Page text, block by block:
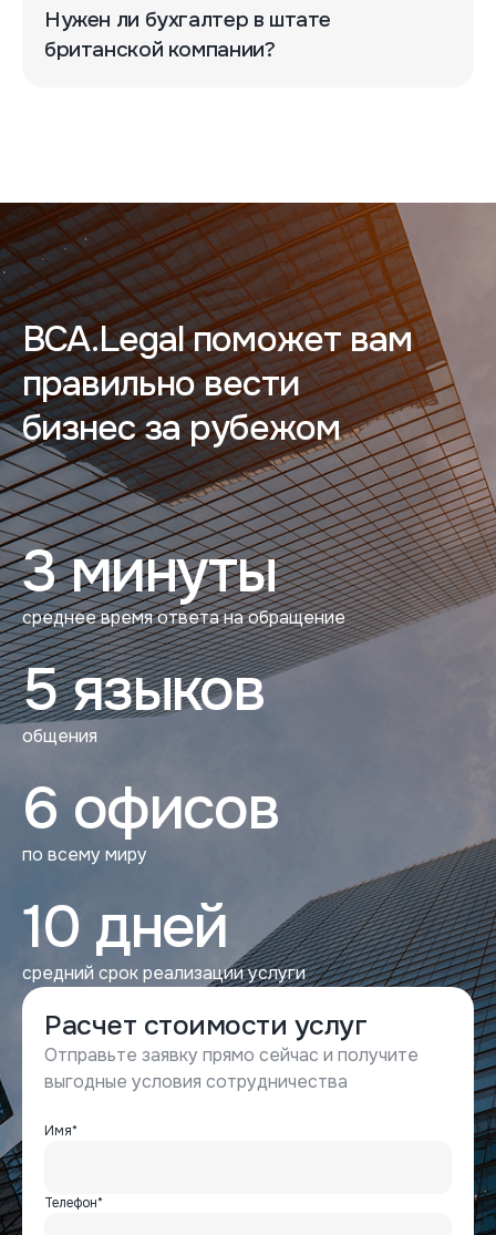
Нужен ли бухгалтер в штате
британской компании?
BCA.Legal поможет вам
правильно вести
бизнес за рубежом
3 минуты
среднее время ответа на обращение
5 языков
общения
6 офисов
по всему миру
10 дней
средний срок реализации услуги
Расчет стоимости услуг
Отправьте заявку прямо сейчас и получите
выгодные условия сотрудничества
Имя*
Телефон*